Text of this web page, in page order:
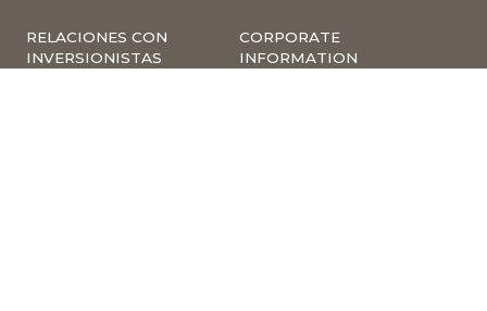
RELACIONES CON
INVERSIONISTAS
CORPORATE
INFORMATION